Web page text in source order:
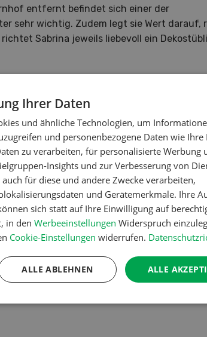
entfernt befindet sich einer der
sehr wichtig. Zudem legt sie Wert darauf,
Sabrina jeweils liebevoll ein
Ihrer Daten
und ähnliche Technologien, um
und personenbezogene Daten wie Ihre
zu verarbeiten, für personalisierte Werbung
Insights und zur Verbesserung von
für diese und andere Zwecke verarbeiten,
und Gerätemerkmale. Ihre
sich statt auf Ihre Einwilligung auf
in den Werbeeinstellungen Widerspruch
Cookie-Einstellungen widerrufen.
ALLE
ALLE ABLEHNEN